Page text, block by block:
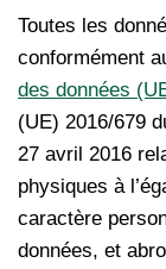
Toutes les
conformément
des données
(UE) 2016/679
27 avril 2016
physiques à
caractère
données, et